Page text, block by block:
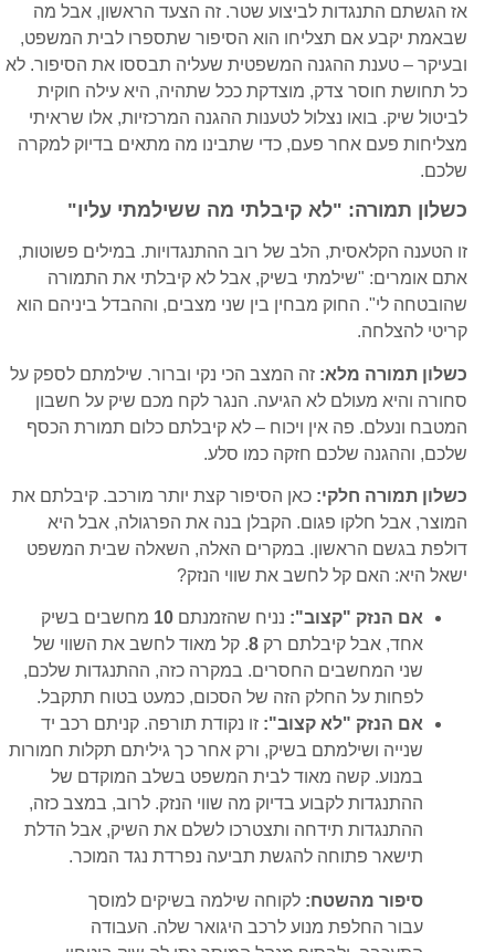
אז הגשתם התנגדות לביצוע שטר. זה הצעד הראשון, אבל מה
שבאמת יקבע אם תצליחו הוא הסיפור שתספרו לבית המשפט,
ובעיקר – טענת ההגנה המשפטית שעליה תבססו את הסיפור. לא
כל תחושת חוסר צדק, מוצדקת ככל שתהיה, היא עילה חוקית
לביטול שיק. בואו נצלול לטענות ההגנה המרכזיות, אלו שראיתי
מצליחות פעם אחר פעם, כדי שתבינו מה מתאים בדיוק למקרה
שלכם.
כשלון תמורה: "לא קיבלתי מה ששילמתי עליו"
זו הטענה הקלאסית, הלב של רוב ההתנגדויות. במילים פשוטות,
אתם אומרים: "שילמתי בשיק, אבל לא קיבלתי את התמורה
שהובטחה לי". החוק מבחין בין שני מצבים, וההבדל ביניהם הוא
קריטי להצלחה.
כשלון תמורה מלא: זה המצב הכי נקי וברור. שילמתם לספק על
סחורה והיא מעולם לא הגיעה. הנגר לקח מכם שיק על חשבון
המטבח ונעלם. פה אין ויכוח – לא קיבלתם כלום תמורת הכסף
שלכם, וההגנה שלכם חזקה כמו סלע.
כשלון תמורה חלקי: כאן הסיפור קצת יותר מורכב. קיבלתם את
המוצר, אבל חלקו פגום. הקבלן בנה את הפרגולה, אבל היא
דולפת בגשם הראשון. במקרים האלה, השאלה שבית המשפט
ישאל היא: האם קל לחשב את שווי הנזק?
אם הנזק "קצוב": נניח שהזמנתם 10 מחשבים בשיק
אחד, אבל קיבלתם רק 8. קל מאוד לחשב את השווי של
שני המחשבים החסרים. במקרה כזה, ההתנגדות שלכם,
לפחות על החלק הזה של הסכום, כמעט בטוח תתקבל.
אם הנזק "לא קצוב": זו נקודת תורפה. קניתם רכב יד
שנייה ושילמתם בשיק, ורק אחר כך גיליתם תקלות חמורות
במנוע. קשה מאוד לבית המשפט בשלב המוקדם של
ההתנגדות לקבוע בדיוק מה שווי הנזק. לרוב, במצב כזה,
ההתנגדות תידחה ותצטרכו לשלם את השיק, אבל הדלת
תישאר פתוחה להגשת תביעה נפרדת נגד המוכר.
סיפור מהשטח: לקוחה שילמה בשיקים למוסך
עבור החלפת מנוע לרכב היגואר שלה. העבודה